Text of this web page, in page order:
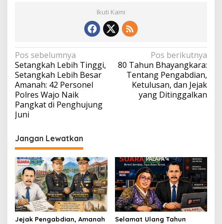
Ikuti Kami
Navigasi
pos
Pos sebelumnya
Setangkah Lebih Tinggi,
Setangkah Lebih Besar
Amanah: 42 Personel
Polres Wajo Naik
Pangkat di Penghujung
Juni
Pos berikutnya
80 Tahun Bhayangkara:
Tentang Pengabdian,
Ketulusan, dan Jejak
yang Ditinggalkan
Jangan Lewatkan
Jejak Pengabdian, Amanah
Selamat Ulang Tahun